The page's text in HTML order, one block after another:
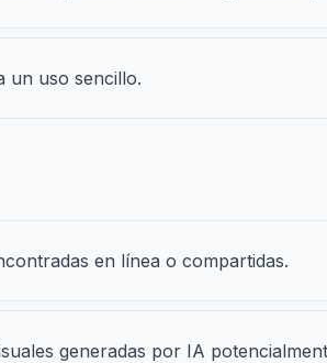
un uso sencillo.
en línea o compartidas.
generadas por IA